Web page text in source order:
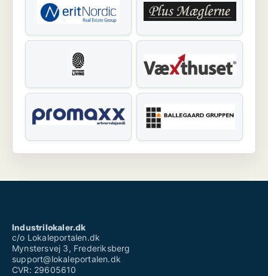
Industrilokaler.dk
c/o Lokaleportalen.dk
Mynstersvej 3, Frederiksberg
support@lokaleportalen.dk
CVR: 29605610